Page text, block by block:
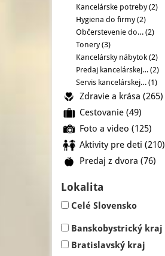
Kancelárske potreby (2)
Hygiena do firmy (2)
Občerstevenie do… (2)
Tonery (3)
Kancelársky nábytok (2)
Predaj kancelárskej… (2)
Servis kancelárskej… (1)
Zdravie a krása (265)
Cestovanie (49)
Foto a video (125)
Aktivity pre deti (210)
Predaj z dvora (76)
Lokalita
Celé Slovensko
Banskobystrický kraj
Bratislavský kraj